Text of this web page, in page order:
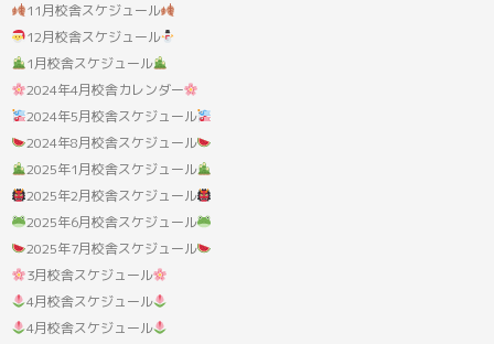
11月校舎スケジュール
12月校舎スケジュール
1月校舎スケジュール
2024年4月校舎カレンダー
2024年5月校舎スケジュール
2024年8月校舎スケジュール
2025年1月校舎スケジュール
2025年2月校舎スケジュール
2025年6月校舎スケジュール
2025年7月校舎スケジュール
3月校舎スケジュール
4月校舎スケジュール
4月校舎スケジュール